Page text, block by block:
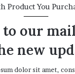
Product You
to our
new
dolor sit amet,